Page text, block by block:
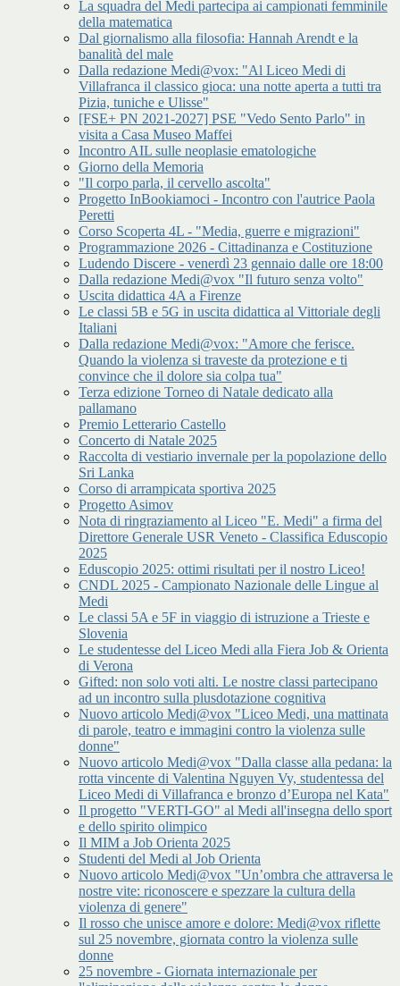
La squadra del Medi partecipa ai campionati femminile
della matematica
Dal giornalismo alla filosofia: Hannah Arendt e la
banalità del male
Dalla redazione Medi@vox: "Al Liceo Medi di
Villafranca il classico gioca: una notte aperta a tutti tra
Pizia, tuniche e Ulisse"
[FSE+ PN 2021-2027] PSE "Vedo Sento Parlo" in
visita a Casa Museo Maffei
Incontro AIL sulle neoplasie ematologiche
Giorno della Memoria
"Il corpo parla, il cervello ascolta"
Progetto InBookiamoci - Incontro con l'autrice Paola
Peretti
Corso Scoperta 4L - "Media, guerre e migrazioni"
Programmazione 2026 - Cittadinanza e Costituzione
Ludendo Discere - venerdì 23 gennaio dalle ore 18:00
Dalla redazione Medi@vox "Il futuro senza volto"
Uscita didattica 4A a Firenze
Le classi 5B e 5G in uscita didattica al Vittoriale degli
Italiani
Dalla redazione Medi@vox: "Amore che ferisce.
Quando la violenza si traveste da protezione e ti
convince che il dolore sia colpa tua"
Terza edizione Torneo di Natale dedicato alla
pallamano
Premio Letterario Castello
Concerto di Natale 2025
Raccolta di vestiario invernale per la popolazione dello
Sri Lanka
Corso di arrampicata sportiva 2025
Progetto Asimov
Nota di ringraziamento al Liceo "E. Medi" a firma del
Direttore Generale USR Veneto - Classifica Eduscopio
2025
Eduscopio 2025: ottimi risultati per il nostro Liceo!
CNDL 2025 - Campionato Nazionale delle Lingue al
Medi
Le classi 5A e 5F in viaggio di istruzione a Trieste e
Slovenia
Le studentesse del Liceo Medi alla Fiera Job & Orienta
di Verona
Gifted: non solo voti alti. Le nostre classi partecipano
ad un incontro sulla plusdotazione cognitiva
Nuovo articolo Medi@vox "Liceo Medi, una mattinata
di parole, teatro e immagini contro la violenza sulle
donne"
Nuovo articolo Medi@vox "Dalla classe alla pedana: la
rotta vincente di Valentina Nguyen Vy, studentessa del
Liceo Medi di Villafranca e bronzo d’Europa nel Kata"
Il progetto "VERTI-GO" al Medi all'insegna dello sport
e dello spirito olimpico
Il MIM a Job Orienta 2025
Studenti del Medi al Job Orienta
Nuovo articolo Medi@vox "Un’ombra che attraversa le
nostre vite: riconoscere e spezzare la cultura della
violenza di genere"
Il rosso che unisce amore e dolore: Medi@vox riflette
sul 25 novembre, giornata contro la violenza sulle
donne
25 novembre - Giornata internazionale per